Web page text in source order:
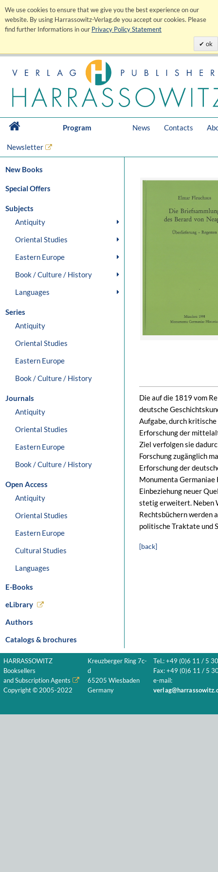
We use cookies to ensure that we give you the best experience on our
website. By using Harrassowitz-Verlag.de you accept our cookies. Please
find further Informations in our Privacy Policy Statement
ok
Program News Contacts
Newsletter
New Books
Special Offers
Subjects
Antiquity
Oriental Studies
Eastern Europe
Book / Culture / History
Languages
Series
Antiquity
Oriental Studies
Eastern Europe
Book / Culture / History
Journals
Antiquity
Oriental Studies
Eastern Europe
Book / Culture / History
Open Access
Antiquity
Oriental Studies
Eastern Europe
Cultural Studies
Languages
E-Books
eLibrary
Authors
Catalogs & brochures
Die auf die 1819 vom
deutsche
Aufgabe, durch
Erforschung der
Ziel verfolgen sie
Forschung zugänglich
Erforschung der
Monumenta Germaniae
Einbeziehung neuer
stetig erweitert. Neben
Rechtsbüchern werden
politische Traktate und
[back]
HARRASSOWITZ
Booksellers
and Subscription Agents
Copyright © 2005-2022
Kreuzberger Ring 7c-
d
65205 Wiesbaden
Germany
Tel.: +49 (0)6 11 / 5
Fax: +49 (0)6 11 / 5
e-mail: